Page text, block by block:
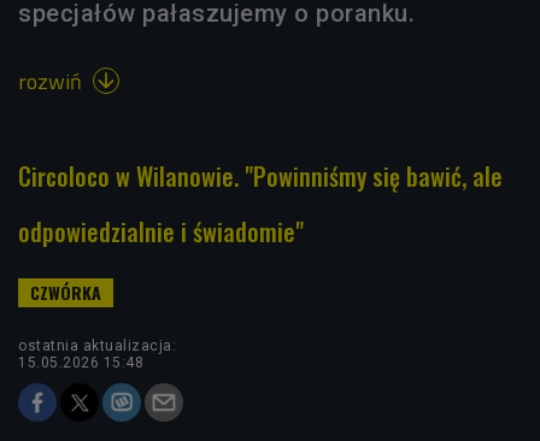
specjałów pałaszujemy o poranku.
rozwiń 
Circoloco w Wilanowie. "Powinniśmy się bawić, ale
odpowiedzialnie i świadomie"
ostatnia aktualizacja:
15.05.2026 15:48